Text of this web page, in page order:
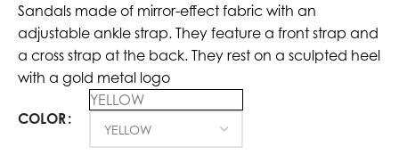
Sandals made of mirror-effect fabric with an
adjustable ankle strap. They feature a front strap and
a cross strap at the back. They rest on a sculpted heel
with a gold metal logo
COLOR
YELLOW